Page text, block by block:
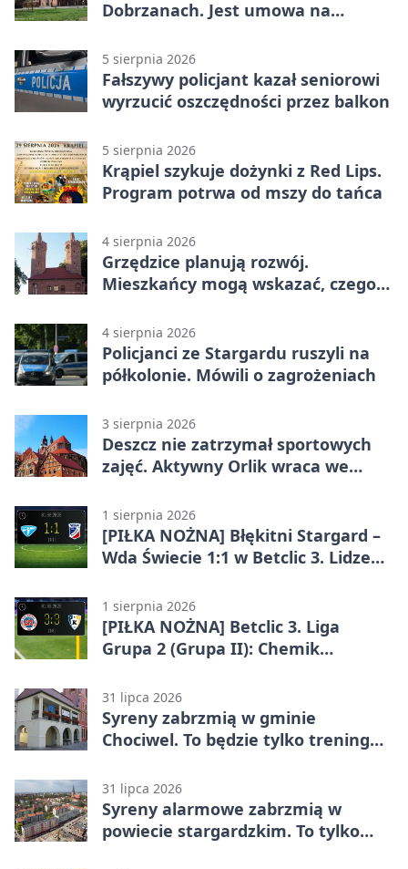
Dobrzanach. Jest umowa na
5 sierpnia 2026
Fałszywy policjant kazał seniorowi
wyrzucić oszczędności przez balkon
5 sierpnia 2026
Krąpiel szykuje dożynki z Red Lips.
Program potrwa od mszy do tańca
4 sierpnia 2026
Grzędzice planują rozwój.
Mieszkańcy mogą wskazać, czego
4 sierpnia 2026
Policjanci ze Stargardu ruszyli na
półkolonie. Mówili o zagrożeniach
3 sierpnia 2026
Deszcz nie zatrzymał sportowych
zajęć. Aktywny Orlik wraca we
1 sierpnia 2026
[PIŁKA NOŻNA] Błękitni Stargard –
Wda Świecie 1:1 w Betclic 3. Lidze
1 sierpnia 2026
[PIŁKA NOŻNA] Betclic 3. Liga
Grupa 2 (Grupa II): Chemik
Stargard 3:3
31 lipca 2026
Syreny zabrzmią w gminie
Chociwel. To będzie tylko trening
31 lipca 2026
Syreny alarmowe zabrzmią w
powiecie stargardzkim. To tylko